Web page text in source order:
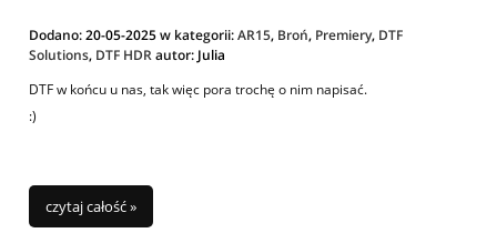
Dodano:20-05-2025w kategorii:AR15, Broń, Premiery, DTF
Solutions, DTF HDRautor: Julia
DTF w końcu u nas, tak więc pora trochę o nim napisać.
:)
czytaj całość »